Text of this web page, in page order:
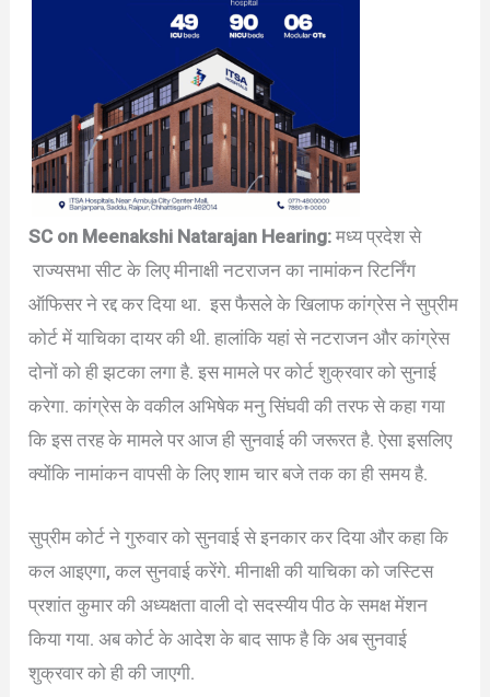
SC on Meenakshi Natarajan Hearing:मध्य प्रदेश से
राज्यसभा सीट के लिए मीनाक्षी नटराजन का नामांकन रिटर्निंग
ऑफिसर ने रद्द कर द‍िया था. इस फैसले के खिलाफ कांग्रेस ने सुप्रीम
कोर्ट में याचिका दायर की थी. हालांकि यहां से नटराजन और कांग्रेस
दोनों को ही झटका लगा है. इस मामले पर कोर्ट शुक्रवार को सुनाई
करेगा. कांग्रेस के वकील अभिषेक मनु सिंघवी की तरफ से कहा गया
कि इस तरह के मामले पर आज ही सुनवाई की जरूरत है. ऐसा इसलिए
क्योंकि नामांकन वापसी के लिए शाम चार बजे तक का ही समय है.
सुप्रीम कोर्ट ने गुरुवार को सुनवाई से इनकार कर दिया और कहा कि
कल आइएगा, कल सुनवाई करेंगे. मीनाक्षी की याचिका को जस्टिस
प्रशांत कुमार की अध्यक्षता वाली दो सदस्यीय पीठ के समक्ष मेंशन
किया गया. अब कोर्ट के आदेश के बाद साफ है कि अब सुनवाई
शुक्रवार को ही की जाएगी.